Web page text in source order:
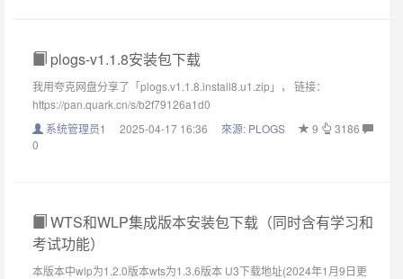
plogs-v1.1.8安装包下载
我用夸克网盘分享了「plogs.v1.1.8.install8.u1.zip」， 链接：
https://pan.quark.cn/s/b2f79126a1d0
系统管理员1
2025-04-17 16:36 來源: PLOGS 9
3186
0
WTS和WLP集成版本安装包下载（同时含有学习和
考试功能）
本版本中wlp为1.2.0版本wts为1.3.6版本 U3下载地址(2024年1月9日更